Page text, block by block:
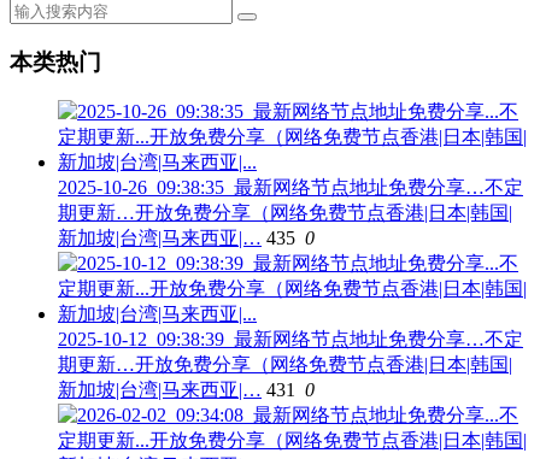
本类热门
2025-10-26_09:38:35_最新网络节点地址免费分享…不定
期更新…开放免费分享（网络免费节点香港|日本|韩国|
新加坡|台湾|马来西亚|… 435 0
2025-10-12_09:38:39_最新网络节点地址免费分享…不定
期更新…开放免费分享（网络免费节点香港|日本|韩国|
新加坡|台湾|马来西亚|… 431 0